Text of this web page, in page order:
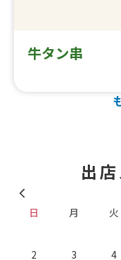
牛タン串
出
日 月 火
2
3 4